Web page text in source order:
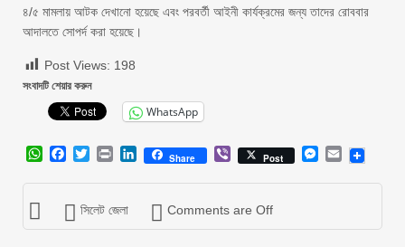
৪/৫ মামলায় আটক দেখানো হয়েছে এবং পরবর্তী আইনী কার্যক্রমের জন্য তাদের রোববার
আদালতে সোপর্দ করা হয়েছে।
Post Views: 198
সংবাদটি শেয়ার করুন
WhatsApp
WhatsApp
Facebook
Twitter
Print LinkedIn
Share ViberPost Messenger
Email
সিলেট জেলা Comments are Off